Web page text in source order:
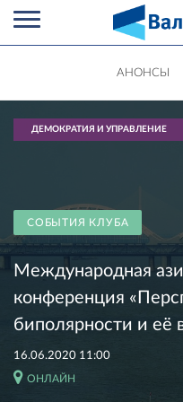
АНОНСЫ
ДЕМОКРАТИЯ И УПРАВЛЕНИЕ
СОБЫТИЯ КЛУБА
Международная
конференция
биполярности и её
16.06.2020 11:00
ОНЛАЙН